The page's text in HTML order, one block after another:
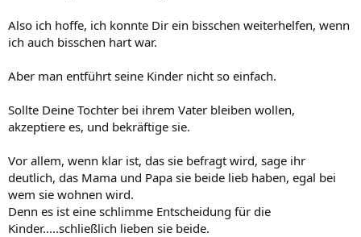
Also ich hoffe, ich konnte Dir ein bisschen weiterhelfen, wenn
ich auch bisschen hart war.
Aber man entführt seine Kinder nicht so einfach.
Sollte Deine Tochter bei ihrem Vater bleiben wollen,
akzeptiere es, und bekräftige sie.
Vor allem, wenn klar ist, das sie befragt wird, sage ihr
deutlich, das Mama und Papa sie beide lieb haben, egal bei
wem sie wohnen wird.
Denn es ist eine schlimme Entscheidung für die
Kinder.....schließlich lieben sie beide.